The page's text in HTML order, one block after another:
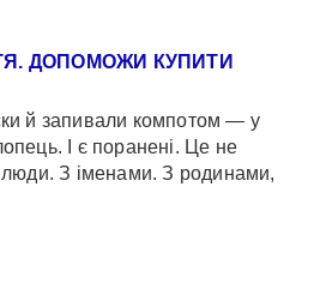
ДОПОМОЖИ КУПИТИ
й запивали компотом — у
І є поранені. Це не
люди. З іменами. З родинами,